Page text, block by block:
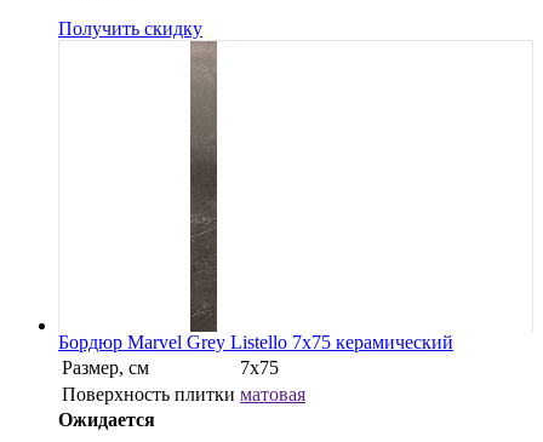
Получить скидку
Бордюр Marvel Grey Listello 7x75 керамический
Размер, см
7x75
Поверхность плитки матовая
Ожидается